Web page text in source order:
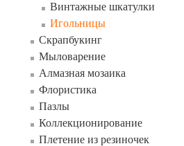
Винтажные шкатулки
Игольницы
Скрапбукинг
Мыловарение
Алмазная мозаика
Флористика
Пазлы
Коллекционирование
Плетение из резиночек